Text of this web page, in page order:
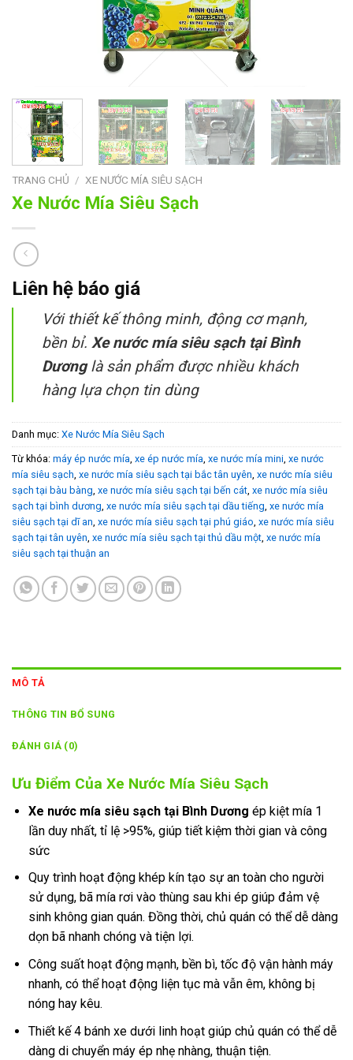
TRANG CHỦ / XE NƯỚC MÍA SIÊU SẠCH
Xe Nước Mía Siêu Sạch
Liên hệ báo giá
Với thiết kế thông minh, động cơ mạnh,
bền bỉ. Xe nước mía siêu sạch tại Bình
Dươnglà sản phẩm được nhiều khách
hàng lựa chọn tin dùng
Danh mục: Xe Nước Mía Siêu Sạch
Từ khóa: máy ép nước mía, xe ép nước mía, xe nước mía mini, xe nước
mía siêu sạch, xe nước mía siêu sạch tại bắc tân uyên, xe nước mía siêu
sạch tại bàu bàng, xe nước mía siêu sạch tại bến cát, xe nước mía siêu
sạch tại bình dương, xe nước mía siêu sạch tại dầu tiếng, xe nước mía
siêu sạch tại dĩ an, xe nước mía siêu sạch tại phú giáo, xe nước mía siêu
sạch tại tân uyên, xe nước mía siêu sạch tại thủ dầu một, xe nước mía
siêu sạch tại thuận an
MÔ TẢ
THÔNG TIN BỔ SUNG
ĐÁNH GIÁ (0)
Ưu Điểm Của Xe Nước Mía Siêu Sạch
Xe nước mía siêu sạch tại Bình Dương ép kiệt mía 1
lần duy nhất, tỉ lệ >95%, giúp tiết kiệm thời gian và công
sức
Quy trình hoạt động khép kín tạo sự an toàn cho người
sử dụng, bã mía rơi vào thùng sau khi ép giúp đảm vệ
sinh không gian quán. Đồng thời, chủ quán có thể dễ dàng
dọn bã nhanh chóng và tiện lợi.
Công suất hoạt động mạnh, bền bì, tốc độ vận hành máy
nhanh, có thể hoạt động liện tục mà vẫn êm, không bị
nóng hay kêu.
Thiết kế 4 bánh xe dưới linh hoạt giúp chủ quán có thể dễ
dàng di chuyển máy ép nhẹ nhàng, thuận tiện.